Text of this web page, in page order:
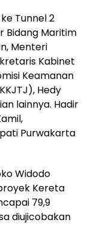
Tunnel 2
Bidang Maritim
Menteri
Kabinet
Keamanan
Hedy
lainnya. Hadir
Purwakarta
Widodo
Kereta
79,9
diujicobakan